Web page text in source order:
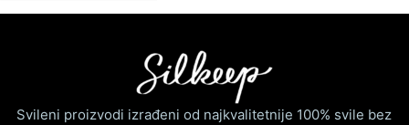
Svileni proizvodi izrađeni od najkvalitetnije 100% svile bez